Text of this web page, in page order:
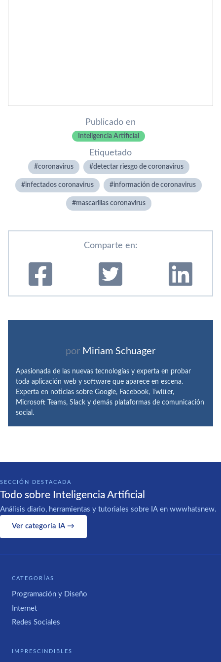
Publicado en
Inteligencia Artificial
Etiquetado
coronavirus detectar riesgo de coronavirus
infectados coronavirus información de coronavirus
mascarillas coronavirus
Comparte en:
por Miriam Schuager
Apasionada de las nuevas tecnologías y experta en probar
toda aplicación web y software que aparece en escena.
Experta en noticias sobre Google, Facebook, Twitter,
Microsoft Teams, Slack y demás plataformas de comunicación
social.
SECCIÓN DESTACADA
Todo sobre Inteligencia Artificial
Análisis diario, herramientas y tutoriales sobre IA en wwwhatsnew.
Ver categoría IA →
CATEGORÍAS
Programación y Diseño
Internet
Redes Sociales
IMPRESCINDIBLES